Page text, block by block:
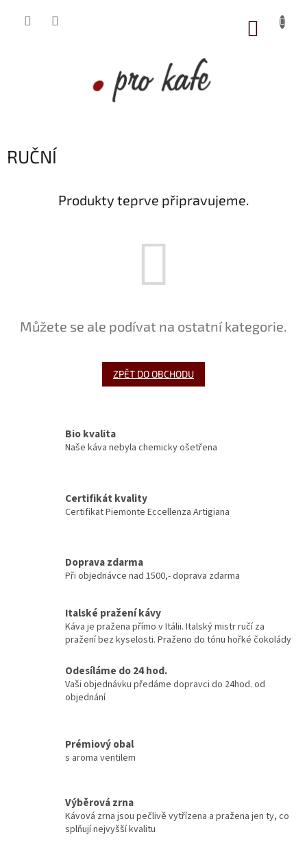
RUČNÍ
Produkty teprve připravujeme.
Můžete se ale podívat na ostatní kategorie.
ZPĚT DO OBCHODU
Bio kvalita
Naše káva nebyla chemicky ošetřena
Certifikát kvality
Certifikat Piemonte Eccellenza Artigiana
Doprava zdarma
Při objednávce nad 1500,- doprava zdarma
Italské pražení kávy
Káva je pražena přímo v Itálii. Italský mistr ručí za
pražení bez kyselosti. Praženo do tónu hořké čokolády
Odesíláme do 24 hod.
Vaši objednávku předáme dopravci do 24hod. od
objednání
Prémiový obal
s aroma ventilem
Výběrová zrna
Kávová zrna jsou pečlivě vytřízena a pražena jen ty, co
splňují nejvyšší kvalitu